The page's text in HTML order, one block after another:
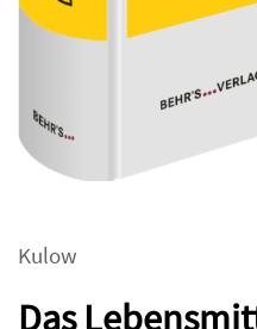
Kulow
Das